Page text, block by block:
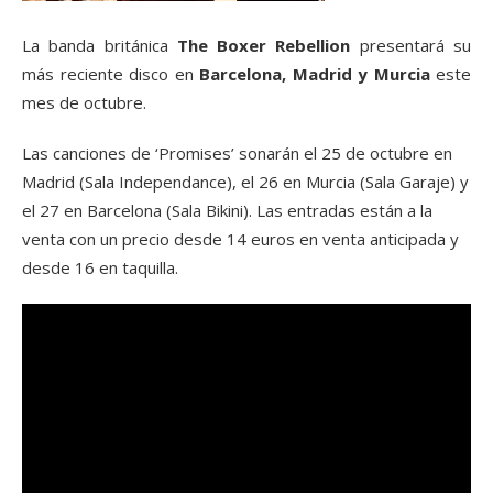
La banda británica The Boxer Rebellion presentará su
más reciente disco en Barcelona, Madrid y Murciaeste
mes de octubre.
Las canciones de ‘Promises’ sonarán el 25 de octubre en
Madrid (Sala Independance), el 26 en Murcia (Sala Garaje) y
el 27 en Barcelona (Sala Bikini). Las entradas están a la
venta con un precio desde 14 euros en venta anticipada y
desde 16 en taquilla.